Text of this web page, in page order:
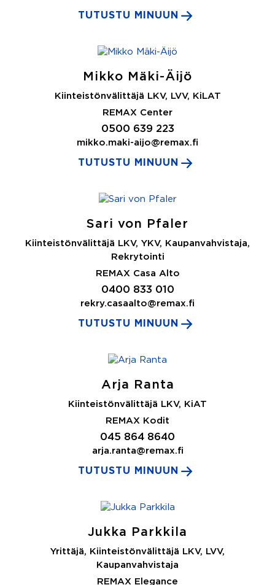
TUTUSTU MINUUN
Mikko Mäki-Äijö
Kiinteistönvälittäjä LKV, LVV, KiLAT
REMAX Center
0500 639 223
mikko.maki-aijo@remax.fi
TUTUSTU MINUUN
Sari von Pfaler
Kiinteistönvälittäjä LKV, YKV, Kaupanvahvistaja,
Rekrytointi
REMAX Casa Alto
0400 833 010
rekry.casaalto@remax.fi
TUTUSTU MINUUN
Arja Ranta
Kiinteistönvälittäjä LKV, KiAT
REMAX Kodit
045 864 8640
arja.ranta@remax.fi
TUTUSTU MINUUN
Jukka Parkkila
Yrittäjä, Kiinteistönvälittäjä LKV, LVV,
Kaupanvahvistaja
REMAX Elegance